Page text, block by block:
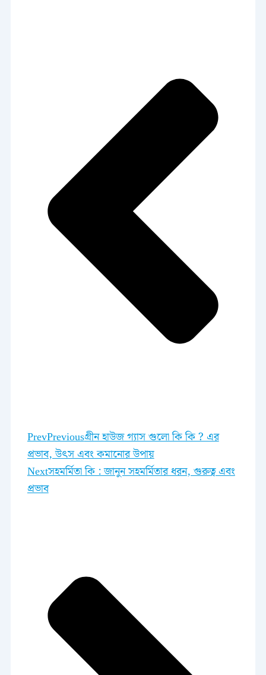
PrevPreviousগ্রীন হাউজ গ্যাস গুলো কি কি ? এর
প্রভাব, উৎস এবং কমানোর উপায়
Nextসহমর্মিতা কি : জানুন সহমর্মিতার ধরন, গুরুত্ব এবং
প্রভাব